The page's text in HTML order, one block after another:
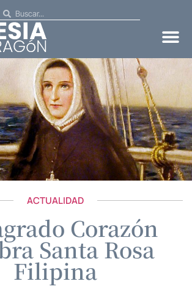
ACTUALIDAD
Corazón
Santa Rosa
Filipina